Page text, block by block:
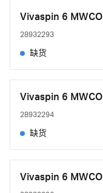
Vivaspin 6
28932293
缺货
Vivaspin 6
28932294
缺货
Vivaspin 6